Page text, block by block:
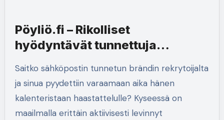
Pöyliö.fi – Rikolliset
hyödyntävät tunnettuja
rekrytointihuijauksissa
Saitko sähköpostin tunnetun brändin rekrytoijalta
ja sinua pyydettiin varaamaan aika hänen
kalenteristaan haastattelulle? Kyseessä on
maailmalla erittäin aktiivisesti levinnyt